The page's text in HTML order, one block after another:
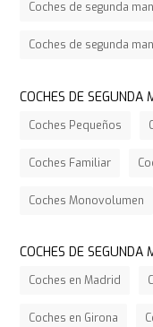
Coches de segunda
Coches de segunda
COCHES DE SEGUNDA
Coches Pequeños
Coches Familiar
Coches Monovolumen
COCHES DE SEGUNDA
Coches en Madrid
Coches en Girona